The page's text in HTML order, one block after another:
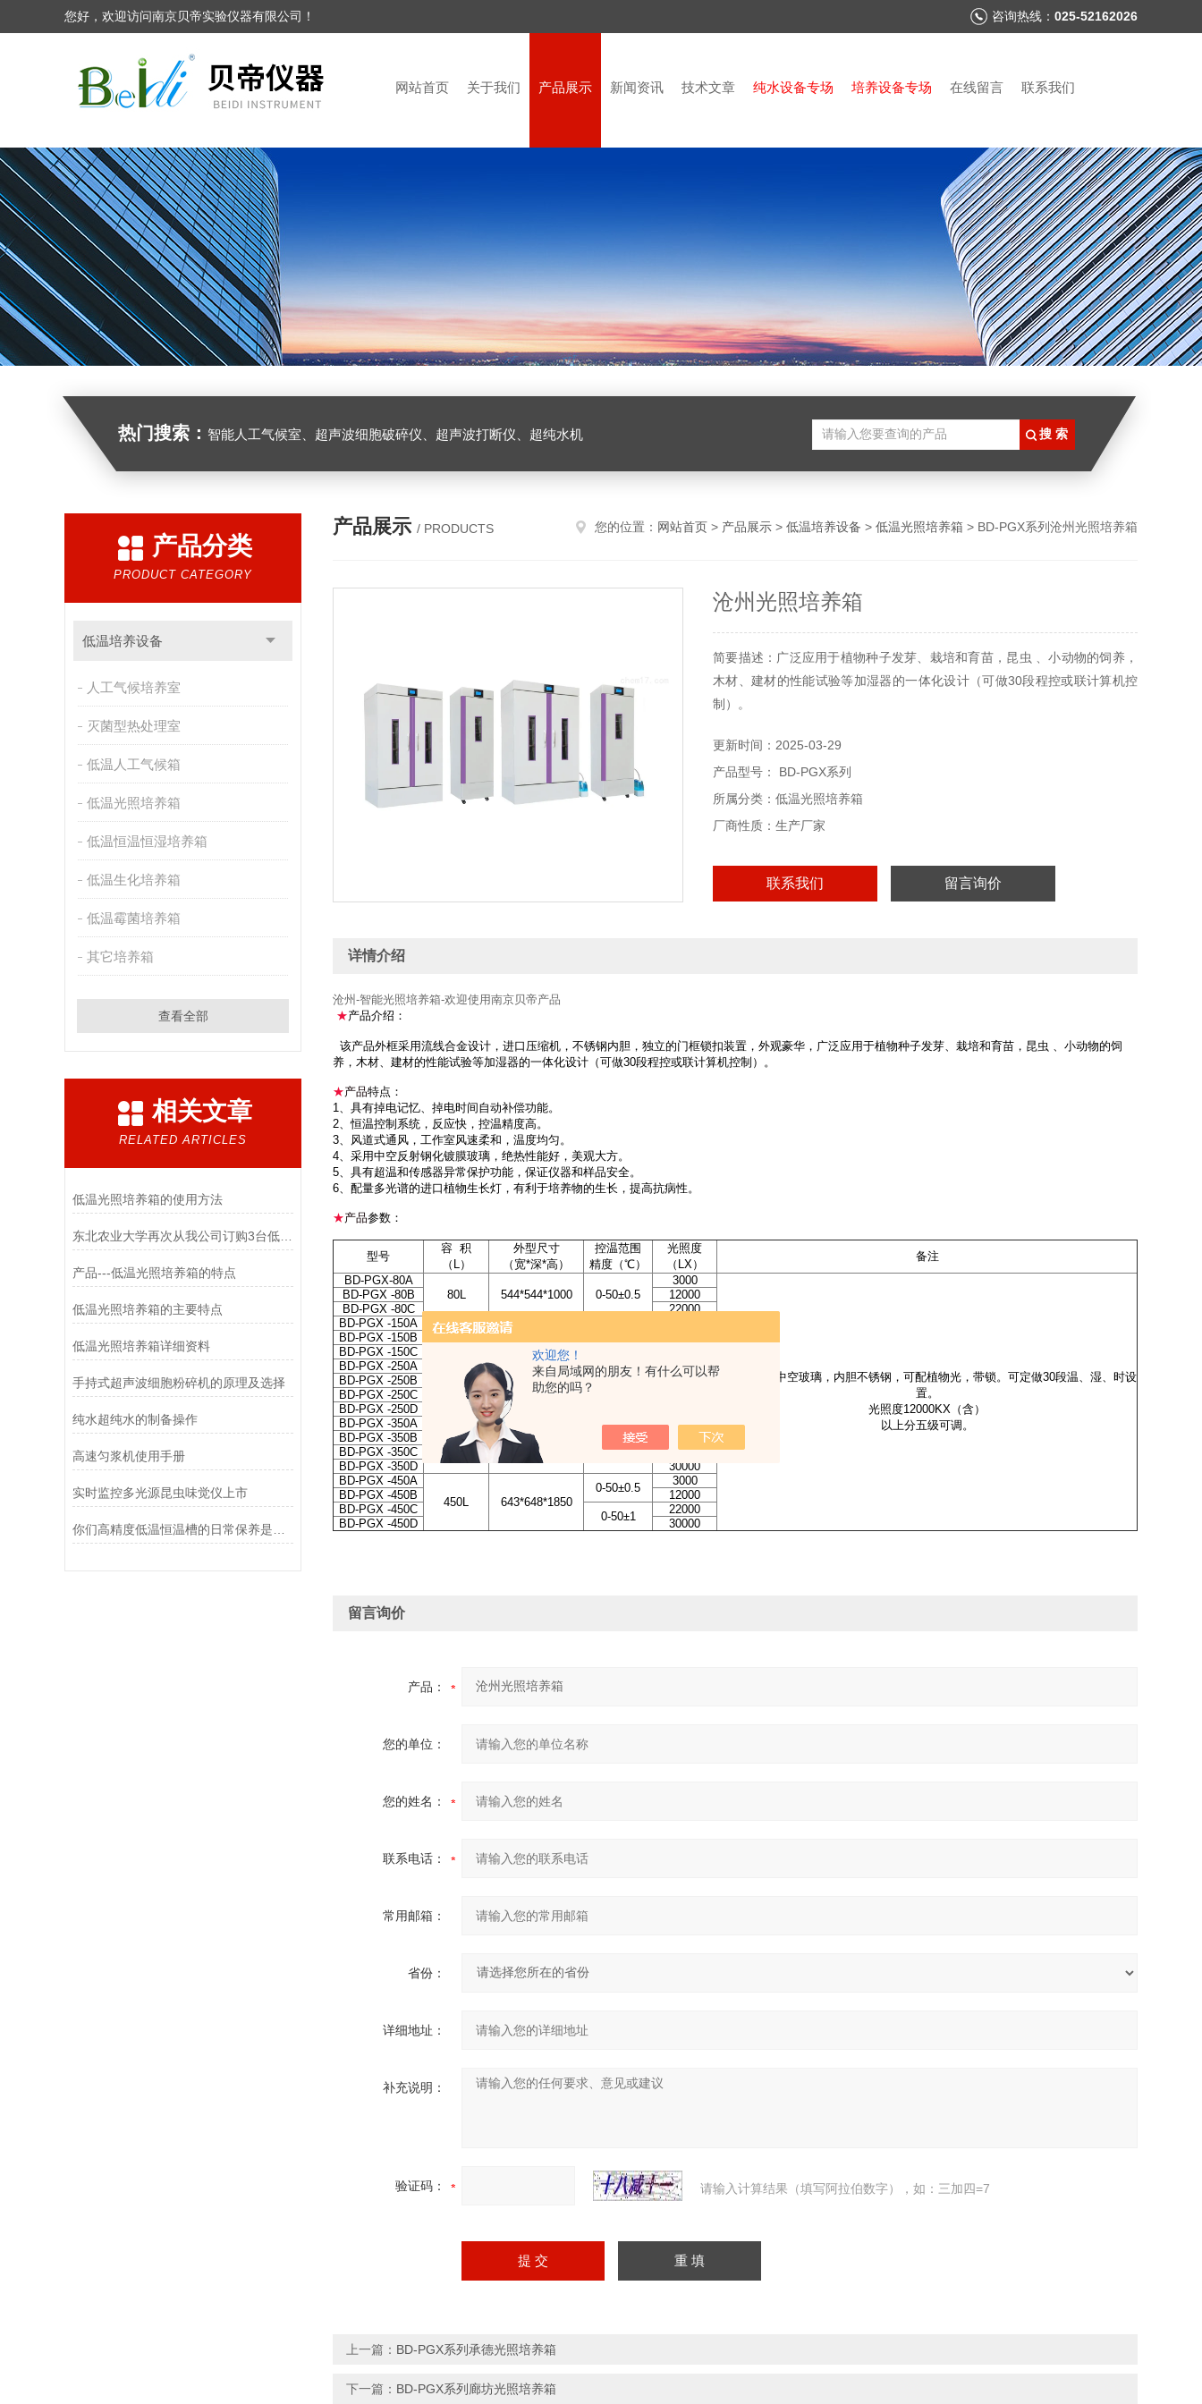
欢迎您！
来自局域网的朋友！有什么可以帮
助您的吗？
您好，欢迎访问南京贝帝实验仪器有限公司！ 咨询热线： 025-52162026
网站首页 关于我们 产品展示 新闻资讯 技术文章 纯水设备专场 培养设备专场 在线留言 联系我们
热门搜索： 智能人工气候室、超声波细胞破碎仪、超声波打断仪、超纯水机
产品分类
PRODUCT CATEGORY
低温培养设备
人工气候培养室
灭菌型热处理室
低温人工气候箱
低温光照培养箱
低温恒温恒湿培养箱
低温生化培养箱
低温霉菌培养箱
其它培养箱
查看全部
相关文章
RELATED ARTICLES
低温光照培养箱的使用方法
东北农业大学再次从我公司订购3台低温光照培养箱
产品---低温光照培养箱的特点
低温光照培养箱的主要特点
低温光照培养箱详细资料
手持式超声波细胞粉碎机的原理及选择
纯水超纯水的制备操作
高速匀浆机使用手册
实时监控多光源昆虫味觉仪上市
产品展示 / PRODUCTS 您的位置： 网站首页 > 产品展示 > 低温培养设备 > 低温光照培养箱 > BD-PGX系列沧州光照培养箱
沧州光照培养箱
简要描述：广泛应用于植物种子发芽、栽培和育苗，昆虫 、小动物的饲养，
木材、建材的性能试验等加湿器的一体化设计（可做30段程控或联计算机控
制）。
更新时间：2025-03-29
产品型号： BD-PGX系列
所属分类：低温光照培养箱
厂商性质：生产厂家
联系我们 留言询价
详情介绍
沧州-智能光照培养箱-欢迎使用南京贝帝产品
★产品介绍：
该产品外框采用流线合金设计，进口压缩机，不锈钢内胆，独立的门框锁扣装置，外观豪华，广泛应用于植物种子发芽、栽培和育苗，昆虫 、小动物的饲
养，木材、建材的性能试验等加湿器的一体化设计（可做30段程控或联计算机控制）。
★产品特点：
1、具有掉电记忆、掉电时间自动补偿功能。
2、恒温控制系统，反应快，控温精度高。
3、风道式通风，工作室风速柔和，温度均匀。
4、采用中空反射钢化镀膜玻璃，绝热性能好，美观大方。
5、具有超温和传感器异常保护功能，保证仪器和样品安全。
6、配量多光谱的进口植物生长灯，有利于培养物的生长，提高抗病性。
★产品参数：
型号
容 积
（L）
外型尺寸
（宽*深*高）
控温范围
精度（℃）
光照度
（LX）
备注
BD-PGX-80A
80L
544*544*1000 0-50±0.5
3000
单门、三层中空玻璃，内胆不锈钢，可配植物光，带锁。可定做30段温、湿、时设
置。
光照度12000KX（含）
以上分五级可调。
BD-PGX -80B
12000
BD-PGX -80C
22000
BD-PGX -150A
150L
594*594*1250
BD-PGX -150B
BD-PGX -150C
BD-PGX -250A
250L
544*544*1690
0-50±0.5
3000
BD-PGX -250B
12000
BD-PGX -250C
BD-PGX -250D
BD-PGX -350A
350L
594*594*1850
0-50±0.5
3000
BD-PGX -350B
BD-PGX -350C
22000
BD-PGX -350D
30000
BD-PGX -450A
450L
643*648*1850
0-50±0.5
3000
BD-PGX -450B
12000
BD-PGX -450C
0-50±1
22000
BD-PGX -450D
30000
留言询价
产品：
您的单位：
您的姓名：
联系电话：
常用邮箱：
省份：
详细地址：
补充说明：
验证码： 请输入计算结果（填写阿拉伯数字），如：三加四=7
上一篇： BD-PGX系列承德光照培养箱
下一篇： BD-PGX系列廊坊光照培养箱